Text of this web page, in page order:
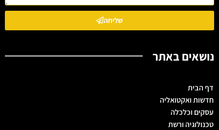
שליחה
נושאים באתר
דף הבית
חדשות ואקטואליה
עסקים וכלכלה
טכנולוגיה ורשת